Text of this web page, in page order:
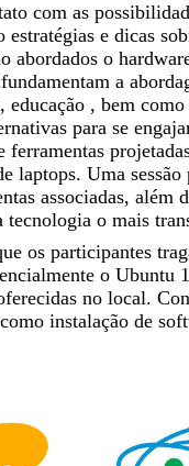
com as
e dicas
abordados o
a
, bem como
para se
laptops. Uma
associadas, além
o mais
os participantes
o Ubuntu
no local.
instalação de